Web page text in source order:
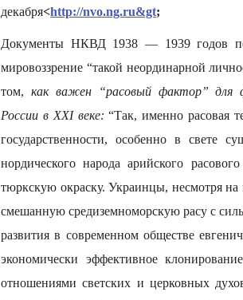
декабря<http://nvo.ng.ru&gt;
Документы НКВД 1938 — 1939 годов
мировоззрение “такой неординарной
том, как важен “расовый фактор” для
России в XXI веке: “Так, именно расовая
государственности, особенно в свете
нордического народа арийского
тюркскую окраску. Украинцы, несмотря на
смешанную средиземноморскую расу с
развития в современном обществе
экономически эффективное
отношениями светских и церковных